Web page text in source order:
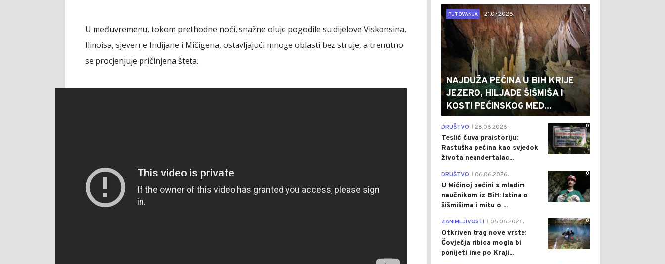
U međuvremenu, tokom prethodne noći, snažne oluje pogodile su dijelove Viskonsina,
Ilinoisa, sjeverne Indijane i Mičigena, ostavljajući mnoge oblasti bez struje, a trenutno
se procjenjuje pričinjena šteta.
0
PUTOVANJA
21.07.2026.
NAJDUŽA PEĆINA U BIH KRIJE
JEZERO, HILJADE ŠIŠMIŠA I
KOSTI PEĆINSKOG MED...
0
DRUŠTVO 28.06.2026.
Teslić čuva praistoriju:
Rastuška pećina kao svjedok
života neandertalac...
0
DRUŠTVO 06.06.2026.
U Mićinoj pećini s mladim
naučnikom iz BiH: Istina o
šišmišima i mitu o ...
0
ZANIMLJIVOSTI 05.06.2026.
Otkriven trag nove vrste:
Čovječja ribica mogla bi
ponijeti ime po Kraji...